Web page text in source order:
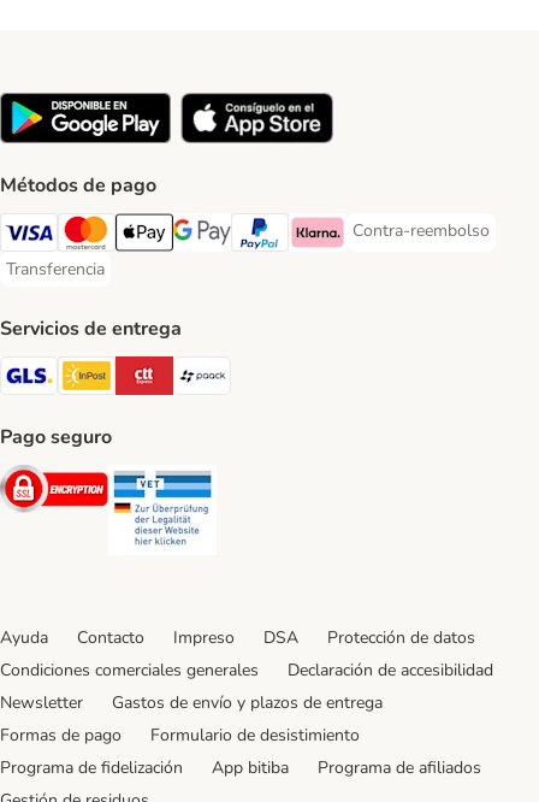
Métodos de pago
Visa Payment Method
Mastercard Payment Method
Apple Pay Payment Method
Google Pay Payment Method
PayPal Payment Method
Klarna Payment Method
Contra-reembolso
Contra-reembolso
Transferencia
Transferencia Payment Method
Servicios de entrega
GLS Shipping Method
InPost Shipping Method
CTTExpress Shipping Method
paack Shipping Method
Pago seguro
Security
Ayuda Contacto Impreso DSA
Protección de datos
Condiciones comerciales generales
Declaración de accesibilidad
Newsletter
Gastos de envío y plazos de entrega
Formas de pago
Formulario de desistimiento
Programa de fidelización
App bitiba
Programa de afiliados